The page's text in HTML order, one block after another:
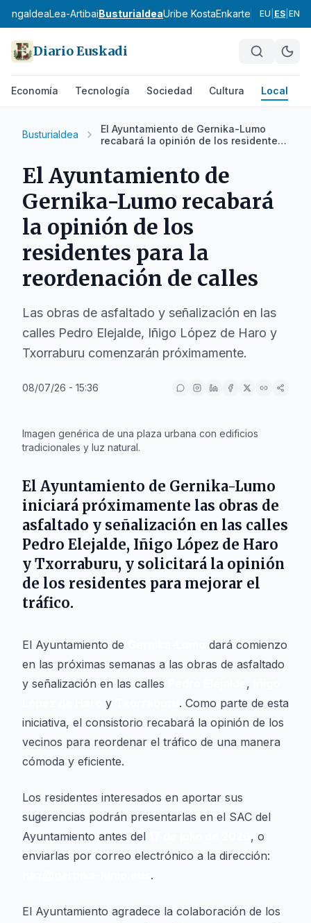
Lea-ArtibaiBusturialdeaUribe KostaEnkarterri Arratia-
EU ES EN
Diario Euskadi
Economía Tecnología Sociedad Cultura Local
Busturialdea
El Ayuntamiento de Gernika-Lumo
recabará la opinión de los residentes
El Ayuntamiento de
Gernika-Lumo recabará
la opinión de los
residentes para la
reordenación de calles
Las obras de asfaltado y señalización en las
calles Pedro Elejalde, Iñigo López de Haro y
Txorraburu comenzarán próximamente.
08/07/26 - 15:36
Imagen genérica de una plaza urbana con edificios
tradicionales y luz natural.
El Ayuntamiento de Gernika-Lumo
iniciará próximamente las obras de
asfaltado y señalización en las calles
Pedro Elejalde, Iñigo López de Haro
y Txorraburu, y solicitará la opinión
de los residentes para mejorar el
tráfico.
El Ayuntamiento de
dará comienzo
en las próximas semanas a las obras de asfaltado
y señalización en las calles
,
y
. Como parte de esta
iniciativa, el consistorio recabará la opinión de los
vecinos para reordenar el tráfico de una manera
cómoda y eficiente.
Los residentes interesados en aportar sus
sugerencias podrán presentarlas en el SAC del
Ayuntamiento antes del
, o
enviarlas por correo electrónico a la dirección:
.
El Ayuntamiento agradece la colaboración de los